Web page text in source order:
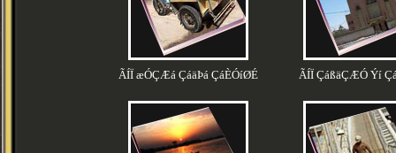
ÃÍÏ ÇáßäÇÆÓ Ýí
ÃÍÏ æÓÇÆá ÇáäÞá ÇáÈÓíØÉ